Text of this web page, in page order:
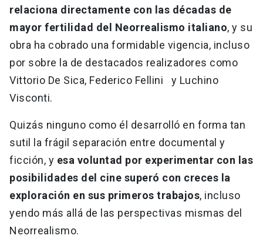
relaciona directamente con las décadas de
mayor fertilidad del Neorrealismo italiano, y su
obra ha cobrado una formidable vigencia, incluso
por sobre la de destacados realizadores como
Vittorio De Sica, Federico Fellini y Luchino
Visconti.
Quizás ninguno como él desarrolló en forma tan
sutil la frágil separación entre documental y
ficción, y esa voluntad por experimentar con las
posibilidades del cine superó con creces la
exploración en sus primeros trabajos, incluso
yendo más allá de las perspectivas mismas del
Neorrealismo.